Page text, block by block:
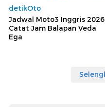
detikOto
Jadwal Moto3 Inggris
Catat Jam Balapan Veda
Ega